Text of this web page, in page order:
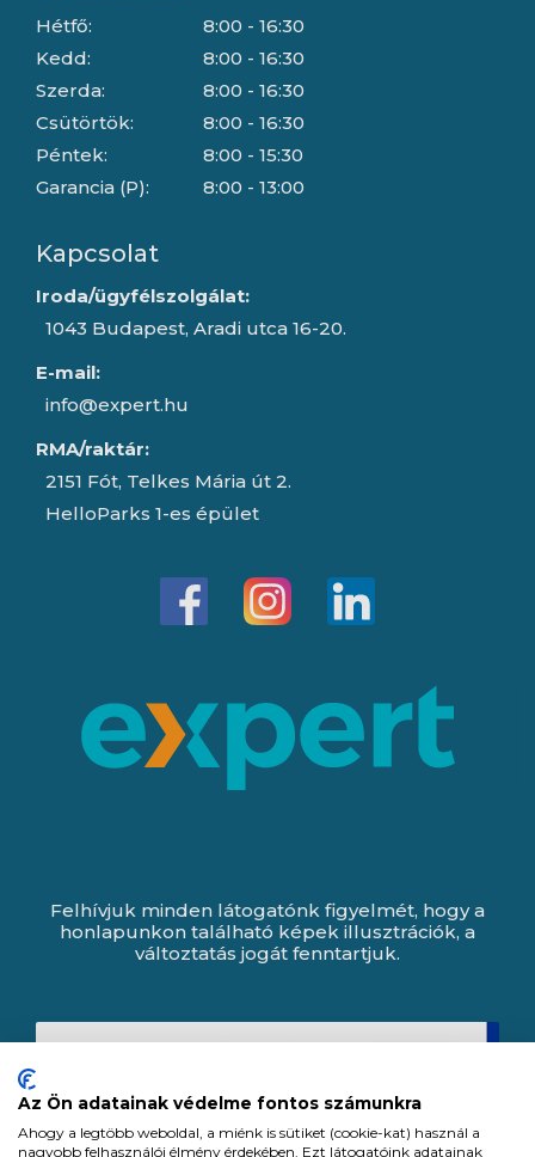
Hétfő:
Kedd:
Szerda:
Csütörtök:
Péntek:
Garancia (P):
8:00 - 16:30
8:00 - 16:30
8:00 - 16:30
8:00 - 16:30
8:00 - 15:30
8:00 - 13:00
Kapcsolat
Iroda/ügyfélszolgálat:
1043 Budapest, Aradi utca 16-20.
E-mail:
info@expert.hu
RMA/raktár:
2151 Fót, Telkes Mária út 2.
HelloParks 1-es épület
Felhívjuk minden látogatónk figyelmét, hogy a
honlapunkon található képek illusztrációk, a
változtatás jogát fenntartjuk.
Az Ön adatainak védelme fontos számunkra
Ahogy a legtöbb weboldal, a miénk is sütiket (cookie-kat) használ a
nagyobb felhasználói élmény érdekében. Ezt látogatóink adatainak